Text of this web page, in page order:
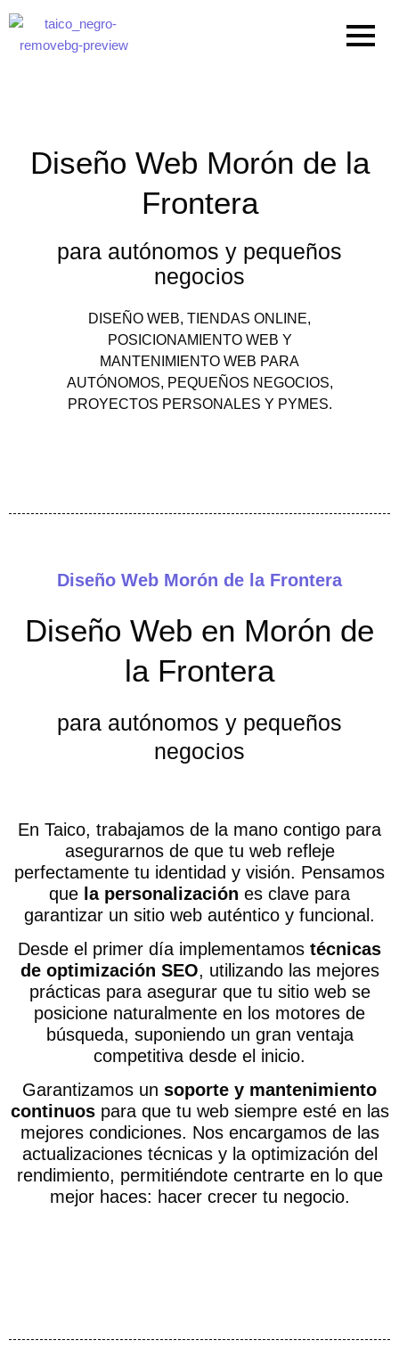
contenido
Diseño Web Morón de la
Frontera
para autónomos y pequeños
negocios
DISEÑO WEB, TIENDAS ONLINE,
POSICIONAMIENTO WEB Y
MANTENIMIENTO WEB PARA
AUTÓNOMOS, PEQUEÑOS NEGOCIOS,
PROYECTOS PERSONALES Y PYMES.
Diseño Web Morón de la Frontera
Diseño Web en Morón de
la Frontera
para autónomos y pequeños
negocios
En Taico, trabajamos de la mano contigo para
asegurarnos de que tu web refleje
perfectamente tu identidad y visión. Pensamos
que la personalización es clave para
garantizar un sitio web auténtico y funcional.
Desde el primer día implementamos técnicas
de optimización SEO, utilizando las mejores
prácticas para asegurar que tu sitio web se
posicione naturalmente en los motores de
búsqueda, suponiendo un gran ventaja
competitiva desde el inicio.
Garantizamos un soporte y mantenimiento
continuospara que tu web siempre esté en las
mejores condiciones. Nos encargamos de las
actualizaciones técnicas y la optimización del
rendimiento, permitiéndote centrarte en lo que
mejor haces: hacer crecer tu negocio.